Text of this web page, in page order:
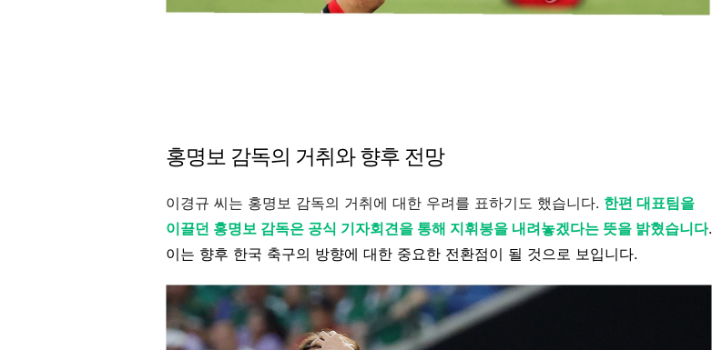
홍명보 감독의 거취와 향후 전망
이경규 씨는 홍명보 감독의 거취에 대한 우려를 표하기도 했습니다. 한편 대표팀을
이끌던 홍명보 감독은 공식 기자회견을 통해 지휘봉을 내려놓겠다는 뜻을 밝혔습니다.
이는 향후 한국 축구의 방향에 대한 중요한 전환점이 될 것으로 보입니다.